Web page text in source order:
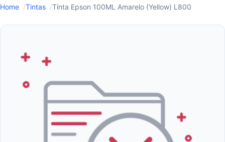
Home Tintas Tinta Epson 100ML Amarelo (Yellow) L800